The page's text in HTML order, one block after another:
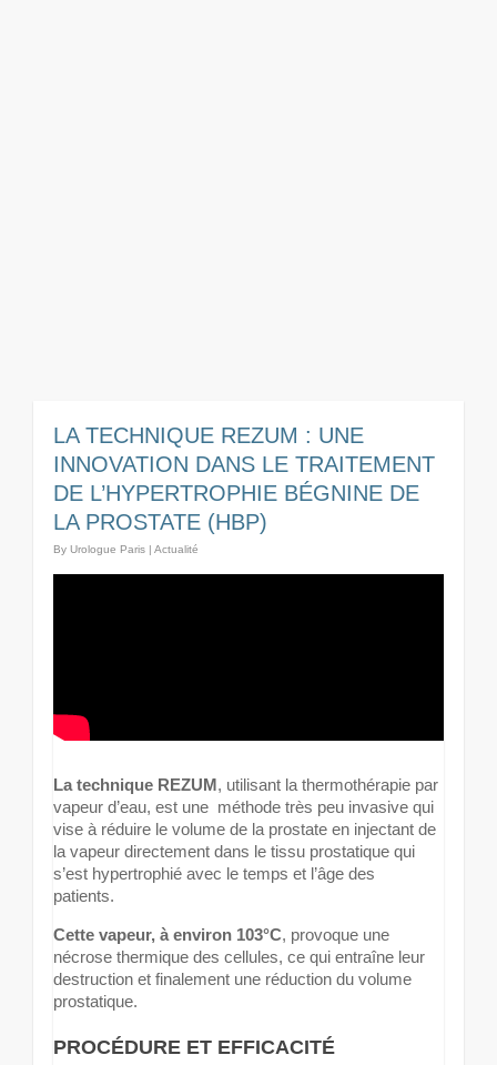
LA TECHNIQUE REZUM : UNE
INNOVATION DANS LE TRAITEMENT
DE L’HYPERTROPHIE BÉGNINE DE
LA PROSTATE (HBP)
By Urologue Paris | Actualité
La technique REZUM, utilisant la thermothérapie par
vapeur d’eau, est une méthode très peu invasive qui
vise à réduire le volume de la prostate en injectant de
la vapeur directement dans le tissu prostatique qui
s’est hypertrophié avec le temps et l’âge des
patients.
Cette vapeur, à environ 103°C, provoque une
nécrose thermique des cellules, ce qui entraîne leur
destruction et finalement une réduction du volume
prostatique.
PROCÉDURE ET EFFICACITÉ